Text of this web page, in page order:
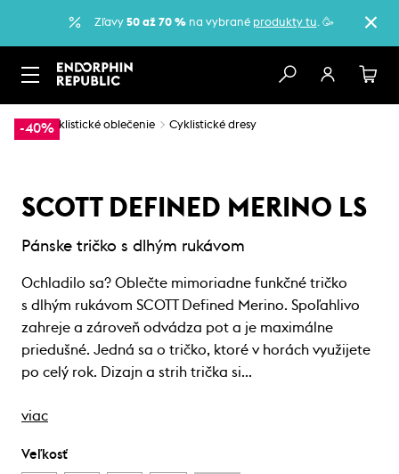
Zľavy 50 až 70 %na vybrané produkty tu. 🥳
-40%
… Cyklistické oblečenie Cyklistické dresy
SCOTT DEFINED MERINO LS
Pánske tričko s dlhým rukávom
Ochladilo sa? Oblečte mimoriadne funkčné tričko
s dlhým rukávom SCOTT Defined Merino. Spoľahlivo
zahreje a zároveň odvádza pot a je maximálne
priedušné. Jedná sa o tričko, ktoré v horách využijete
po celý rok. Dizajn a strih trička si…
viac
Veľkosť